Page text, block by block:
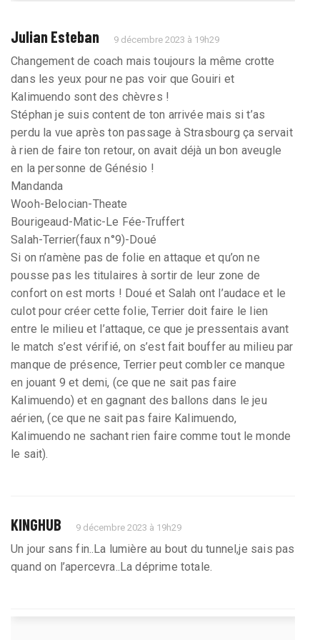
Julian Esteban 9 décembre 2023 à 19h29
Changement de coach mais toujours la même crotte
dans les yeux pour ne pas voir que Gouiri et
Kalimuendo sont des chèvres !
Stéphan je suis content de ton arrivée mais si t’as
perdu la vue après ton passage à Strasbourg ça servait
à rien de faire ton retour, on avait déjà un bon aveugle
en la personne de Génésio !
Mandanda
Wooh-Belocian-Theate
Bourigeaud-Matic-Le Fée-Truffert
Salah-Terrier(faux n°9)-Doué
Si on n’amène pas de folie en attaque et qu’on ne
pousse pas les titulaires à sortir de leur zone de
confort on est morts ! Doué et Salah ont l’audace et le
culot pour créer cette folie, Terrier doit faire le lien
entre le milieu et l’attaque, ce que je pressentais avant
le match s’est vérifié, on s’est fait bouffer au milieu par
manque de présence, Terrier peut combler ce manque
en jouant 9 et demi, (ce que ne sait pas faire
Kalimuendo) et en gagnant des ballons dans le jeu
aérien, (ce que ne sait pas faire Kalimuendo,
Kalimuendo ne sachant rien faire comme tout le monde
le sait).
KINGHUB 9 décembre 2023 à 19h29
Un jour sans fin..La lumière au bout du tunnel,je sais pas
quand on l’apercevra..La déprime totale.